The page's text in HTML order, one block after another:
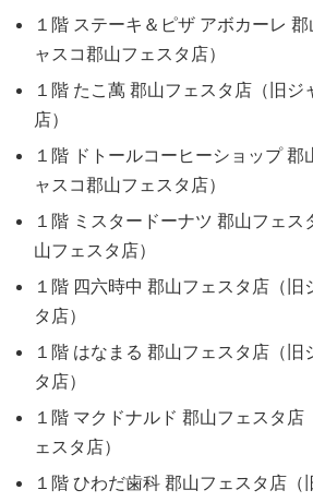
１階 ステーキ＆ピザ アボカーレ
ャスコ郡山フェスタ店）
１階 たこ萬 郡山フェスタ店（旧ジ
店）
１階 ドトールコーヒーショップ 郡
ャスコ郡山フェスタ店）
１階 ミスタードーナツ 郡山フェス
山フェスタ店）
１階 四六時中 郡山フェスタ店（旧
タ店）
１階 はなまる 郡山フェスタ店（旧
タ店）
１階 マクドナルド 郡山フェスタ店
ェスタ店）
１階 ひわだ歯科 郡山フェスタ店（